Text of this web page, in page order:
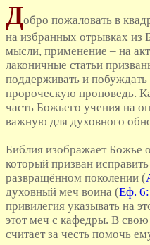
Добро пожаловать в
на избранных отрывках из
мысли, применение – на
лаконичные статьи
поддерживать и побуждать
пророческую проповедь.
часть Божьего учения на
важную для духовного
Библия изображает Божье
который призван
развращённом поколении (
духовный меч воина (Еф.
привилегия указывать на
этот меч с кафедры. В
считает за честь помочь